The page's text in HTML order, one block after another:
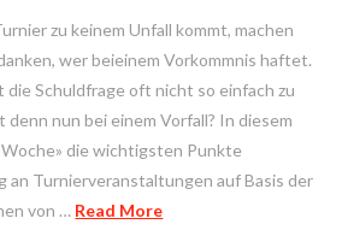
zu keinem Unfall kommt, machen
wer beieinem Vorkommnis haftet.
die Schuldfrage oft nicht so einfach zu
nun bei einem Vorfall? In diesem
die wichtigsten Punkte
Turnierveranstaltungen auf Basis der
von … Read More